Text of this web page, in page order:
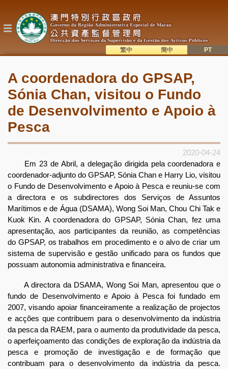
o
conteúdo
目A coordenadora do GPSAP,
Sónia Chan, visitou o Fundo
de Desenvolvimento e Apoio à
Pesca
2020-04-24
Em 23 de Abril, a delegação dirigida pela coordenadora e
coordenador-adjunto do GPSAP, Sónia Chan e Harry Lio, visitou
o Fundo de Desenvolvimento e Apoio à Pesca e reuniu-se com
a directora e os subdirectores dos Serviços de Assuntos
Marítimos e de Água (DSAMA), Wong Soi Man, Chou Chi Tak e
Kuok Kin. A coordenadora do GPSAP, Sónia Chan, fez uma
apresentação, aos participantes da reunião, as competências
do GPSAP, os trabalhos em procedimento e o alvo de criar um
sistema de supervisão e gestão unificado para os fundos que
possuam autonomia administrativa e financeira.
A directora da DSAMA, Wong Soi Man, apresentou que o
fundo de Desenvolvimento e Apoio à Pesca foi fundado em
2007, visando apoiar financeiramente a realização de projectos
e acções que contribuem para o desenvolvimento da indústria
da pesca da RAEM, para o aumento da produtividade da pesca,
o aperfeiçoamento das condições de exploração da indústria da
pesca e promoção de investigação e de formação que
contribuam para o desenvolvimento da indústria da pesca.